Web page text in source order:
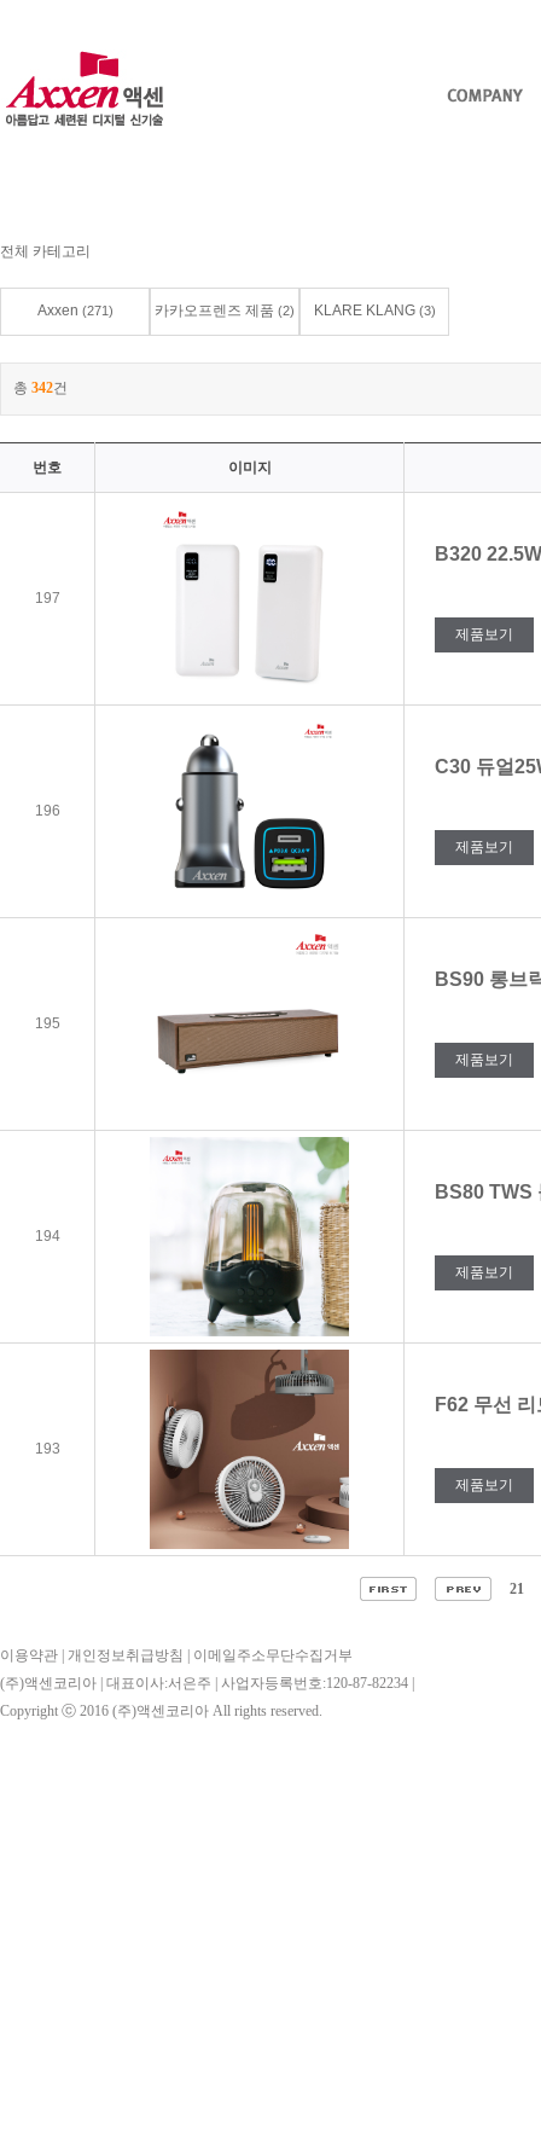
전체 카테고리
Axxen (271) 카카오프렌즈 제품 (2) KLARE KLANG (3)
총 342건
번호 이미지
197
B320
제품보기
196
C30 듀얼
제품보기
195
BS90 롱브
제품보기
194
BS80 TWS
제품보기
193
F62 무선
제품보기
21
이용약관 개인정보취급방침
이메일주소무단수집거부
(주)액센코리아 | 대표이사:서은주 | 사업자등록번호:120-87-82234 |
Copyright ⓒ 2016 (주)액센코리아 All rights reserved.